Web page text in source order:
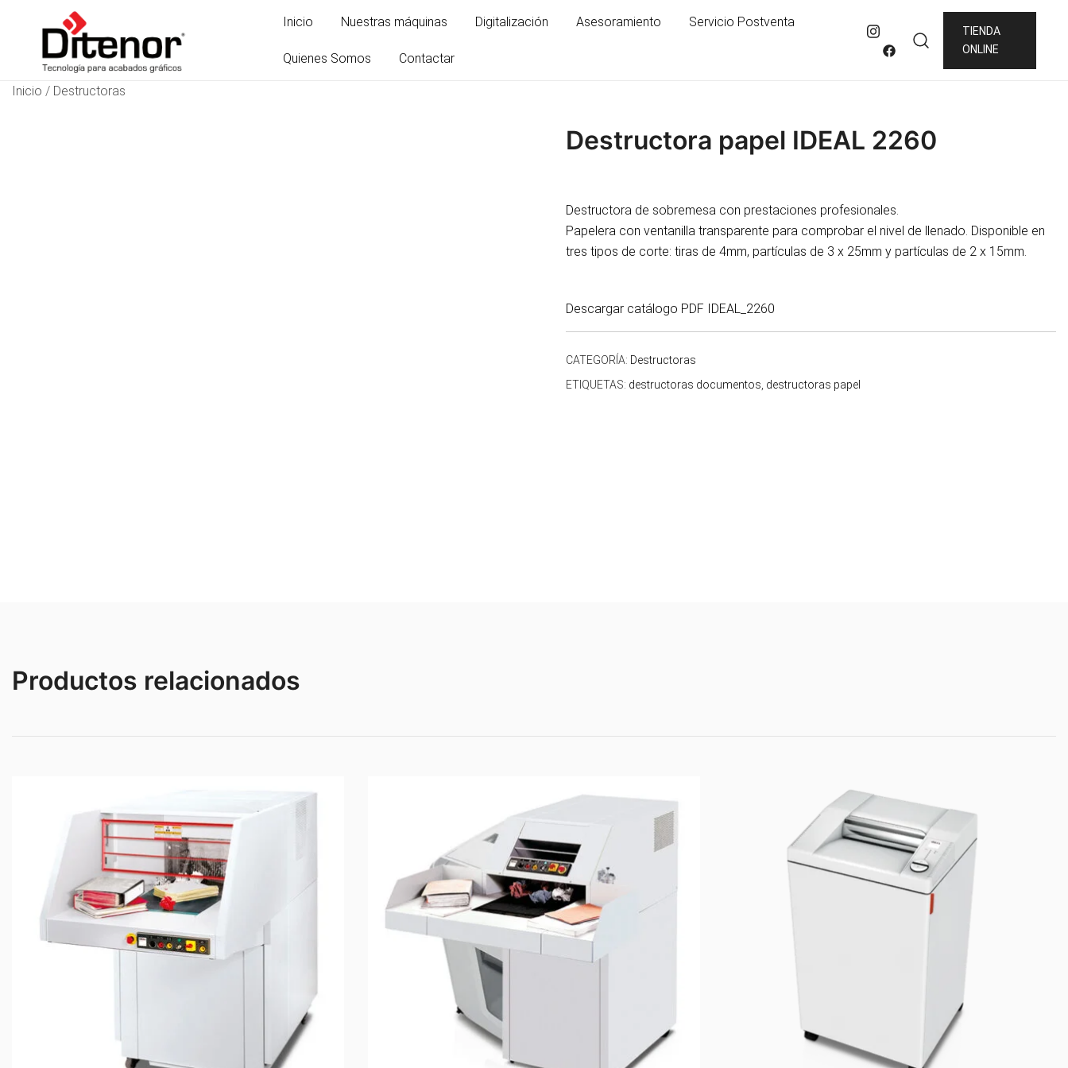
Ditenor
Tecnología para acabados gráficos
Inicio Nuestras máquinas Digitalización Asesoramiento Servicio Postventa
Quienes Somos Contactar
TIENDA
ONLINE
Inicio / Destructoras
Destructora papel IDEAL 2260
Destructora de sobremesa con prestaciones profesionales.
Papelera con ventanilla transparente para comprobar el nivel de llenado. Disponible en
tres tipos de corte: tiras de 4mm, partículas de 3 x 25mm y partículas de 2 x 15mm.
Descargar catálogo PDF IDEAL_2260
CATEGORÍA: Destructoras
ETIQUETAS: destructoras documentos destructoras papel
Productos relacionados